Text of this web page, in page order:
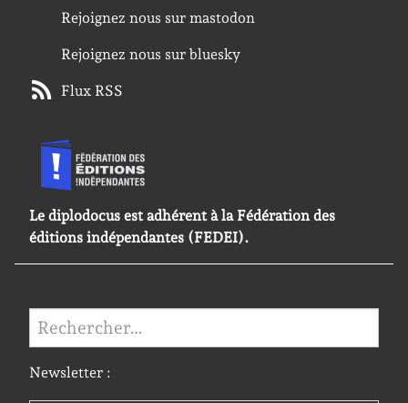
Rejoignez nous sur mastodon
Rejoignez nous sur bluesky
Flux RSS
Le diplodocus est adhérent à la Fédération des
éditions indépendantes (FEDEI).
Rechercher :
Newsletter :